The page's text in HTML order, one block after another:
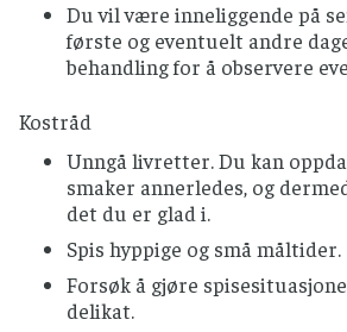
Du vil være inneliggende på
første og eventuelt andre
behandling for å observere
Kostråd
Unngå livretter. Du kan
smaker annerledes, og
det du er glad i.
Spis hyppige og små måltider.
Forsøk å gjøre
delikat.